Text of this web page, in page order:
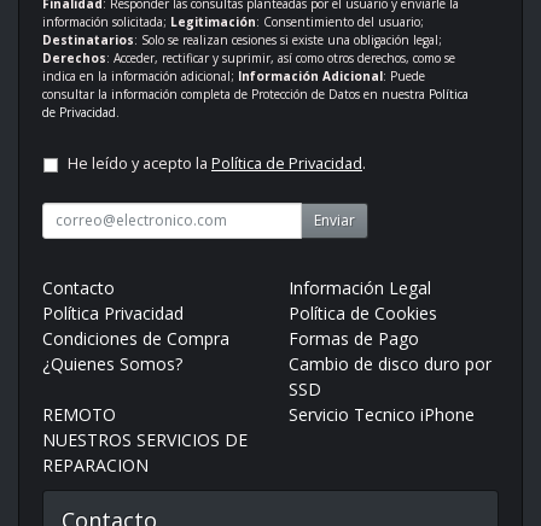
información solicitada; Legitimación: Consentimiento del usuario;
Destinatarios: Solo se realizan cesiones si existe una obligación legal;
Derechos: Acceder, rectificar y suprimir, así como otros derechos, como se
indica en la información adicional; Información Adicional: Puede
consultar la información completa de Protección de Datos en nuestra Política
de Privacidad
He leído y acepto la Política de Privacidad.
Enviar
Contacto
Información Legal
Política Privacidad
Política de Cookies
Condiciones de Compra
Formas de Pago
¿Quienes Somos?
Cambio de disco duro por
SSD
REMOTO
Servicio Tecnico iPhone
NUESTROS SERVICIOS DE
REPARACION
Contacto